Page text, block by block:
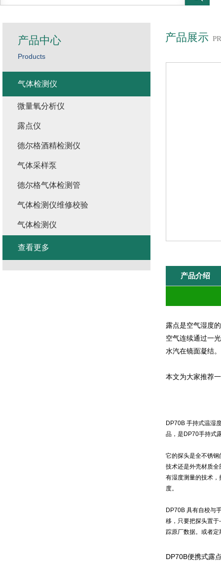
产品展示
产品介绍
露点是空气湿度
空气连续通过一
水汽在镜面凝结
本文为大家推荐
DP70B 手持式温湿
品，是 DP70手持式
它的探头是全不锈
技术还是外壳材质
有湿度测量的技术
度。
DP70B 具有自校与
移，只要把探头置于
踪原厂数据。或者定
DP70B便携式露
产品中心
Products
气体检测仪
微量氧分析仪
露点仪
德尔格酒精检测仪
气体采样泵
德尔格气体检测管
气体检测仪维修校验
气体检测仪
查看更多